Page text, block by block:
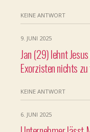
KEINE ANTWORT
9. JUNI 2025
Jan (29) lehnt
Exorzisten nichts
KEINE ANTWORT
6. JUNI 2025